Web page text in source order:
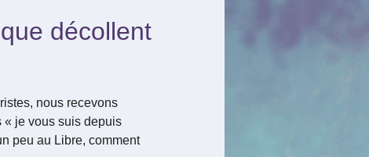
décollent
nous recevons
« je vous suis depuis
peu au Libre, comment